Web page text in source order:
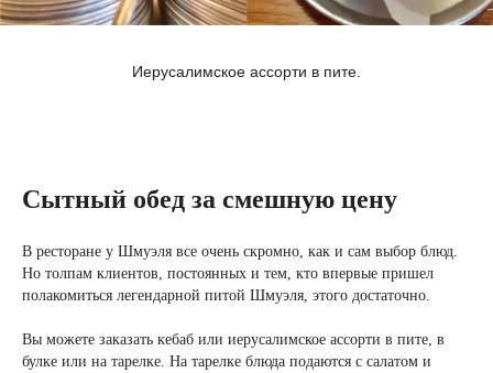
Иерусалимское ассорти в пите.
Сытный обед за смешную цену
В ресторане у Шмуэля все очень скромно, как и сам выбор блюд.
Но толпам клиентов, постоянных и тем, кто впервые пришел
полакомиться легендарной питой Шмуэля, этого достаточно.
Вы можете заказать кебаб или иерусалимское ассорти в пите, в
булке или на тарелке. На тарелке блюда подаются с салатом и